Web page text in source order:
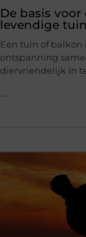
De basis
levendige tuin
Een tuin of balkon
ontspanning
diervriendelijk in
...